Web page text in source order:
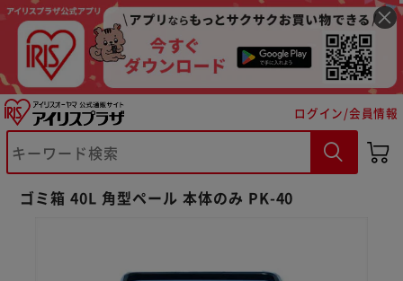
ログイン/会員情報
ゴミ箱 40L 角型ペール 本体のみ PK-40
※ご確認ください